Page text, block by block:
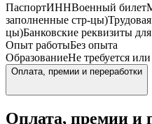
ПаспортИННВоенный билет
заполненные стр-цы)
цы)Банковские реквизиты
Опыт работыБез опыта
ОбразованиеНе требуется
Оплата, премии и переработки
Оплата, премии и